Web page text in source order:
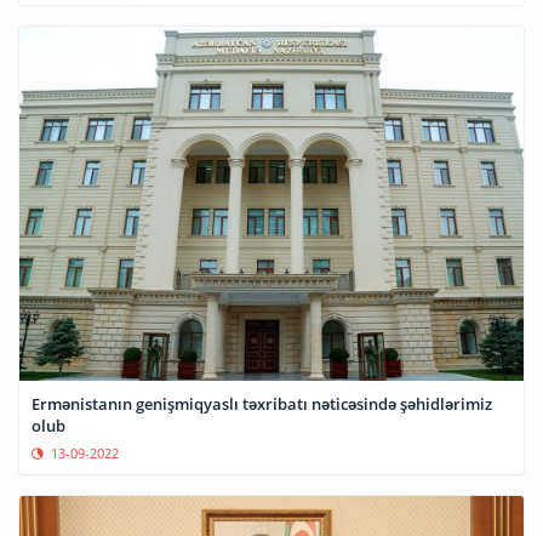
Ermənistanın genişmiqyaslı təxribatı nəticəsində şəhidlərimiz
olub
13-09-2022